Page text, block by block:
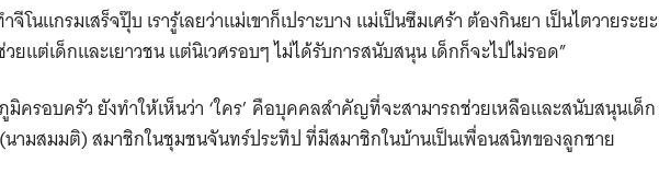
โนแกรมเสร็จปุ๊บ เรารู้เลยว่าแม่เขาก็เปราะบาง แม่เป็นซึมเศร้า ต้องกินยา เป็นไตวายระยะ
วยแต่เด็กและเยาวชน แต่นิเวศรอบๆ ไม่ได้รับการสนับสนุน เด็กก็จะไปไม่รอด”
ครอบครัว ยังทำให้เห็นว่า ‘ใคร’ คือบุคคลสำคัญที่จะสามารถช่วยเหลือและสนับสนุนเด็ก
ามสมมติ) สมาชิกในชุมชนจันทร์ประทีป ที่มีสมาชิกในบ้านเป็นเพื่อนสนิทของลูกชาย